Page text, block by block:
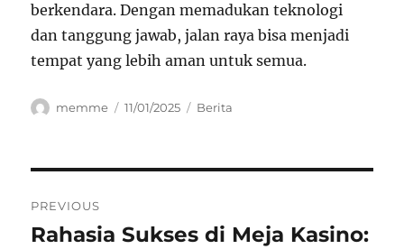
berkendara. Dengan memadukan teknologi
dan tanggung jawab, jalan raya bisa menjadi
tempat yang lebih aman untuk semua.
Author
memme
Posted
11/01/2025 Categories
Berita
pos
PREVIOUS
Previous
Rahasia Sukses di Meja Kasino: